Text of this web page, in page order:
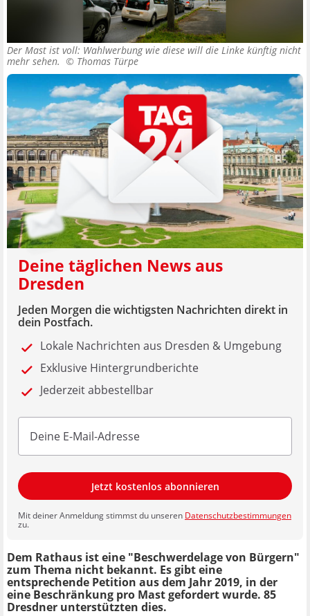
Der Mast ist voll: Wahlwerbung wie diese will die Linke künftig nicht
mehr sehen. © Thomas Türpe
Deine täglichen News aus
Dresden
Jeden Morgen die wichtigsten Nachrichten direkt in
dein Postfach.
Lokale Nachrichten aus Dresden & Umgebung
Exklusive Hintergrundberichte
Jederzeit abbestellbar
Jetzt kostenlos abonnieren
Mit deiner Anmeldung stimmst du unseren Datenschutzbestimmungen
zu.
Dem Rathaus ist eine "Beschwerdelage von Bürgern"
zum Thema nicht bekannt. Es gibt eine
entsprechende Petition aus dem Jahr 2019, in der
eine Beschränkung pro Mast gefordert wurde. 85
Dresdner unterstützten dies.